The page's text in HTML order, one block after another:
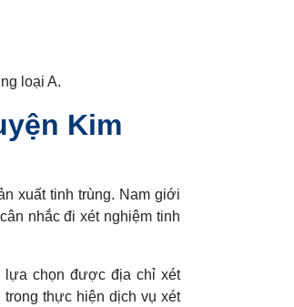
loại A.
Kim
xuất tinh trùng. Nam giới
nhắc đi xét nghiệm tinh
lựa chọn được địa chỉ xét
thực hiện dịch vụ xét